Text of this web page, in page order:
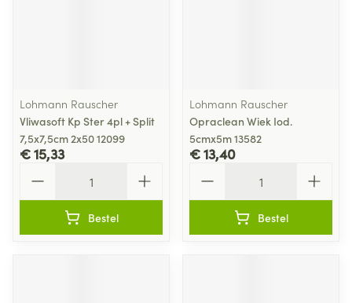
Lohmann Rauscher
Vliwasoft Kp Ster 4pl + Split
7,5x7,5cm 2x50 12099
€ 15,33
Bestel
Lohmann Rauscher
Opraclean Wiek Iod.
5cmx5m 13582
€ 13,40
Bestel